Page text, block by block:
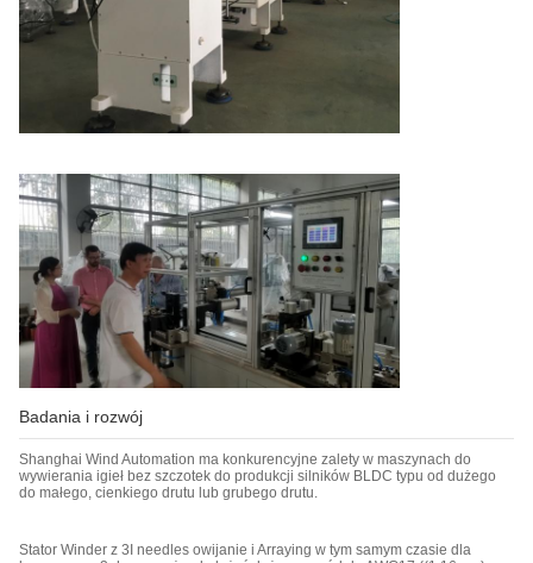
Badania i rozwój
Shanghai Wind Automation ma konkurencyjne zalety w maszynach do
wywierania igieł bez szczotek do produkcji silników BLDC typu od dużego
do małego, cienkiego drutu lub grubego drutu.
Stator Winder z 3I needles owijanie i Arraying w tym samym czasie dla